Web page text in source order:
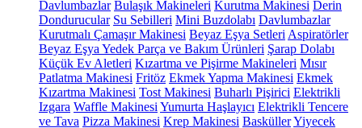
Davlumbazlar Bulaşık Makineleri Kurutma Makinesi Derin
Dondurucular Su Sebilleri Mini Buzdolabı Davlumbazlar
Kurutmalı Çamaşır Makinesi Beyaz Eşya Setleri Aspiratörler
Beyaz Eşya Yedek Parça ve Bakım Ürünleri Şarap Dolabı
Küçük Ev Aletleri Kızartma ve Pişirme Makineleri Mısır
Patlatma Makinesi Fritöz Ekmek Yapma Makinesi Ekmek
Kızartma Makinesi Tost Makinesi Buharlı Pişirici Elektrikli
Izgara Waffle Makinesi Yumurta Haşlayıcı Elektrikli Tencere
ve Tava Pizza Makinesi Krep Makinesi BasküllerYiyecek